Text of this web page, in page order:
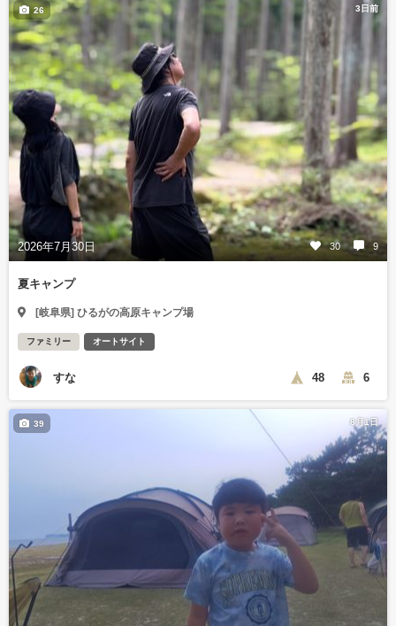
3日前
2026年7月30日 30 9
26
夏キャンプ
[岐阜県] ひるがの高原キャンプ場
ファミリー オートサイト
すな 48 6
8月1日
39